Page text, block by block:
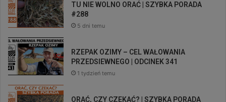
TU NIE WOLNO ORAĆ | SZYBKA PORADA
#288
5 dni temu
RZEPAK OZIMY – CEL WAŁOWANIA
PRZEDSIEWNEGO | ODCINEK 341
1 tydzień temu
ORAĆ, CZY CZEKAĆ? | SZYBKA PORADA